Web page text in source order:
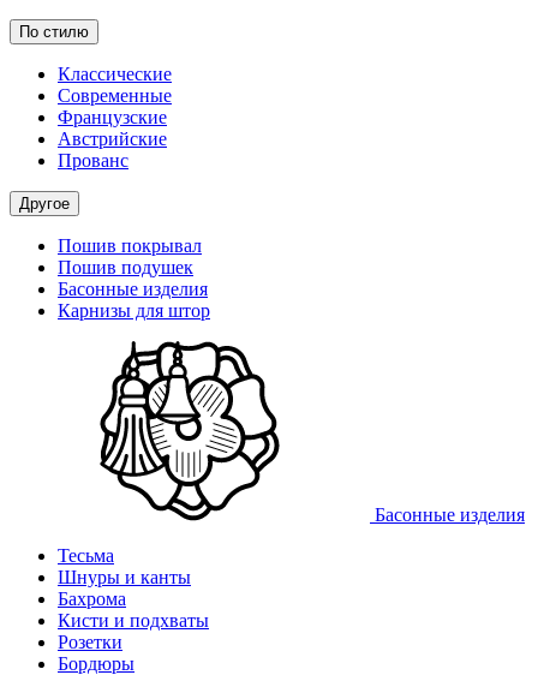
По стилю
Классические
Современные
Французские
Австрийские
Прованс
Другое
Пошив покрывал
Пошив подушек
Басонные изделия
Карнизы для штор
Басонные изделия
Тесьма
Шнуры и канты
Бахрома
Кисти и подхваты
Розетки
Бордюры